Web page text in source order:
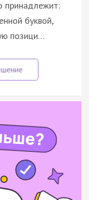
принадлежит:
буквой,
позици…